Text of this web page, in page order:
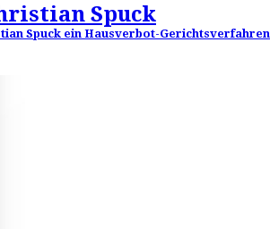
Spuck
Spuck ein Hausverbot-Gerichtsverfahren